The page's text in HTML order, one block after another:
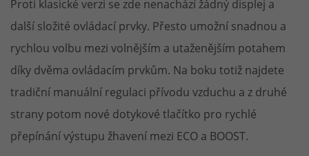
Proti klasické verzi se zde nenachází žádný displej a
další složité ovládací prvky. Přesto umožní snadnou a
rychlou volbu mezi volnějším a utaženějším potahem
díky dvěma ovládacím prvkům. Na boku totiž najdete
tradiční manuální regulaci přívodu vzduchu a z druhé
strany potom nové dotykové tlačítko pro rychlé
přepínání výstupu žhavení mezi ECO a BOOST.